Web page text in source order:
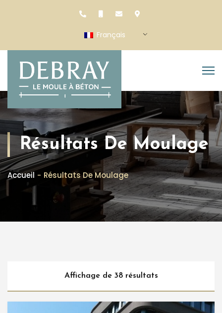
Français
Résultats De Moulage
Accueil Résultats De Moulage
Affichage de 38 résultats